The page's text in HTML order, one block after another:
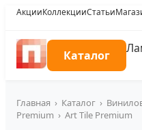
АкцииКоллекцииСтатьи
Каталог
Главная › Каталог ›
Premium › Art Tile Premium